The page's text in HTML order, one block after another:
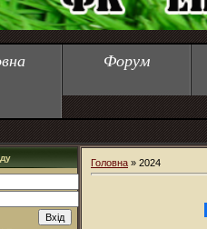
Форум
Головна » 2024